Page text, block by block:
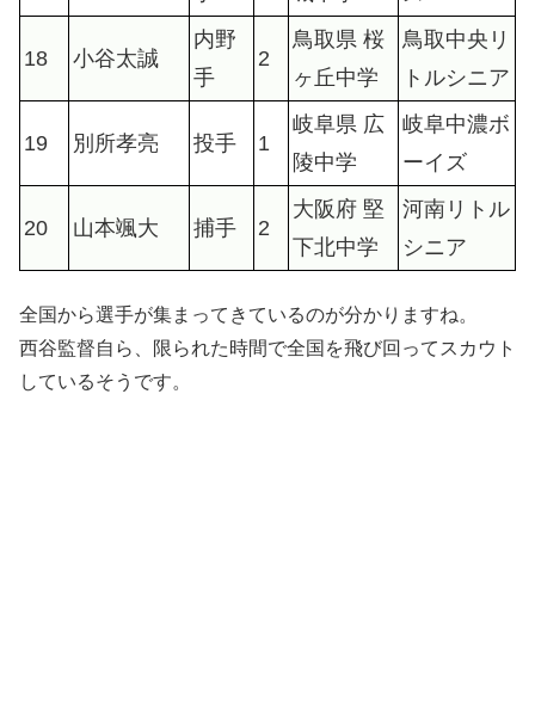
18 小谷太誠
内野
手
2
鳥取県 桜
ヶ丘中学
鳥取中央リ
トルシニア
19 別所孝亮 投手 1
岐阜県 広
陵中学
岐阜中濃ボ
ーイズ
20 山本颯大 捕手 2
大阪府 堅
下北中学
河南リトル
シニア
全国から選手が集まってきているのが分かりますね。
西谷監督自ら、限られた時間で全国を飛び回ってスカウト
しているそうです。